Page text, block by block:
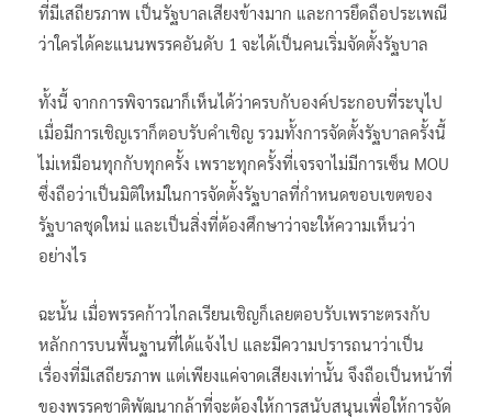
ที่มีเสถียรภาพ เป็นรัฐบาลเสียงข้างมาก และการยึดถือประเพณี
ว่าใครได้คะแนนพรรคอันดับ 1 จะได้เป็นคนเริ่มจัดตั้งรัฐบาล
ทั้งนี้ จากการพิจารณาก็เห็นได้ว่าครบกับองค์ประกอบที่ระบุไป
เมื่อมีการเชิญเราก็ตอบรับคำเชิญ รวมทั้งการจัดตั้งรัฐบาลครั้งนี้
ไม่เหมือนทุกกับทุกครั้ง เพราะทุกครั้งที่เจรจาไม่มีการเซ็น MOU
ซึ่งถือว่าเป็นมิติใหม่ในการจัดตั้งรัฐบาลที่กำหนดขอบเขตของ
รัฐบาลชุดใหม่ และเป็นสิ่งที่ต้องศึกษาว่าจะให้ความเห็นว่า
อย่างไร
ฉะนั้น เมื่อพรรคก้าวไกลเรียนเชิญก็เลยตอบรับเพราะตรงกับ
หลักการบนพื้นฐานที่ได้แจ้งไป และมีความปรารถนาว่าเป็น
เรื่องที่มีเสถียรภาพ แต่เพียงแค่จาดเสียงเท่านั้น จึงถือเป็นหน้าที่
ของพรรคชาติพัฒนากล้าที่จะต้องให้การสนับสนุนเพื่อให้การจัด